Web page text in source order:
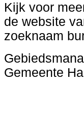
Kijk voor
de website
zoeknaam
Gemeente